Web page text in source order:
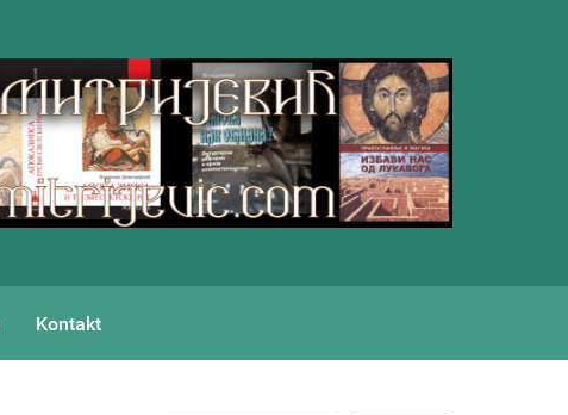
Kontakt